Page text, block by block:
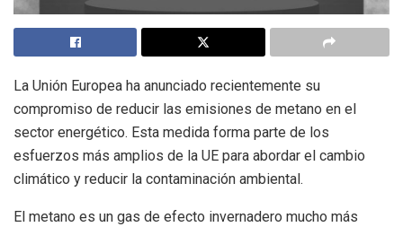
La Unión Europea ha anunciado recientemente su
compromiso de reducir las emisiones de metano en el
sector energético. Esta medida forma parte de los
esfuerzos más amplios de la UE para abordar el cambio
climático y reducir la contaminación ambiental.
El metano es un gas de efecto invernadero mucho más